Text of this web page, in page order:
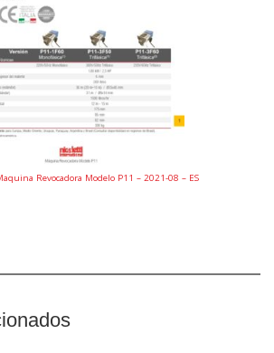
Revocadora Modelo P11 – 2021-08 – ES